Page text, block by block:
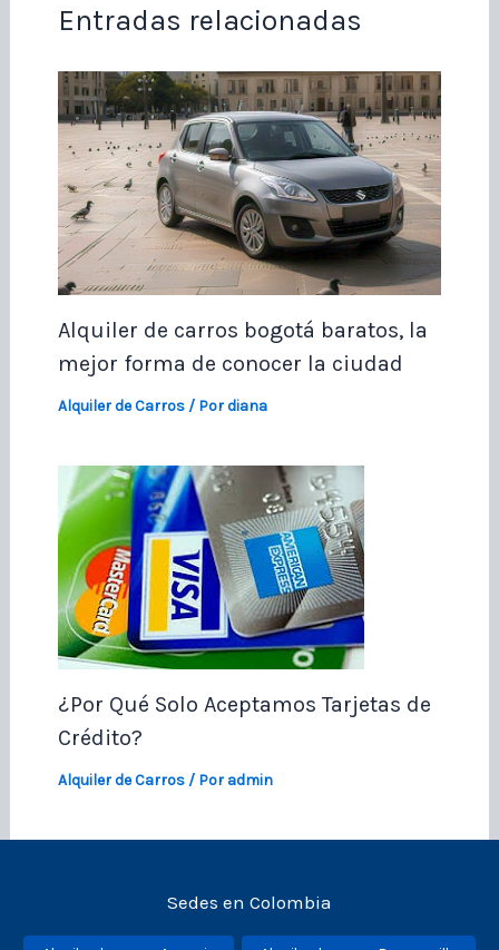
Entradas relacionadas
Alquiler de carros bogotá baratos, la
mejor forma de conocer la ciudad
Alquiler de Carros/ Pordiana
¿Por Qué Solo Aceptamos Tarjetas de
Crédito?
Alquiler de Carros/ Poradmin
Sedes en Colombia